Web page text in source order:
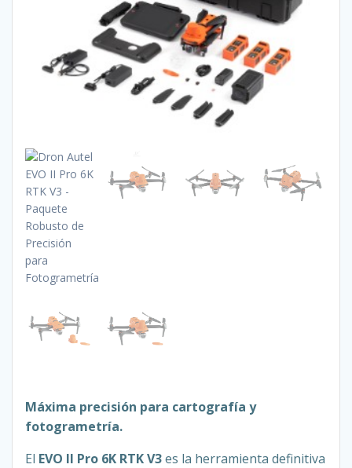
Máxima precisión para cartografía y
fotogrametría.
El EVO II Pro 6K RTK V3es la herramienta definitiva